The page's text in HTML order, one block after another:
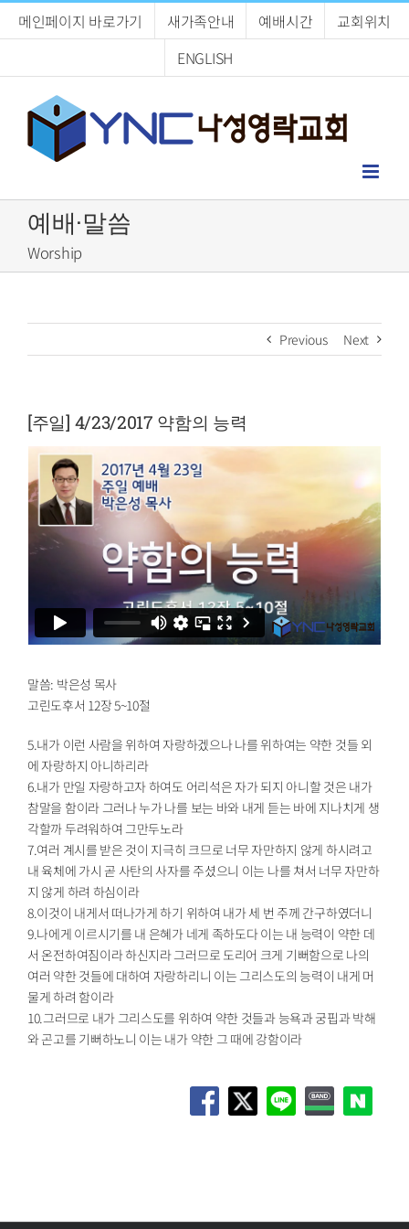
메인페이지 바로가기 새가족안내 예배시간
교회위치
ENGLISH
예배·말씀
Worship
Previous Next
[주일] 4/23/2017 약함의 능력
말씀: 박은성 목사
고린도후서 12장 5~10절
5.내가 이런 사람을 위하여 자랑하겠으나 나를 위하여는 약한 것들 외
에 자랑하지 아니하리라
6.내가 만일 자랑하고자 하여도 어리석은 자가 되지 아니할 것은 내가
참말을 함이라 그러나 누가 나를 보는 바와 내게 듣는 바에 지나치게 생
각할까 두려워하여 그만두노라
7.여러 계시를 받은 것이 지극히 크므로 너무 자만하지 않게 하시려고
내 육체에 가시 곧 사탄의 사자를 주셨으니 이는 나를 쳐서 너무 자만하
지 않게 하려 하심이라
8.이것이 내게서 떠나가게 하기 위하여 내가 세 번 주께 간구하였더니
9.나에게 이르시기를 내 은혜가 네게 족하도다 이는 내 능력이 약한 데
서 온전하여짐이라 하신지라 그러므로 도리어 크게 기뻐함으로 나의
여러 약한 것들에 대하여 자랑하리니 이는 그리스도의 능력이 내게 머
물게 하려 함이라
10.그러므로 내가 그리스도를 위하여 약한 것들과 능욕과 궁핍과 박해
와 곤고를 기뻐하노니 이는 내가 약한 그 때에 강함이라